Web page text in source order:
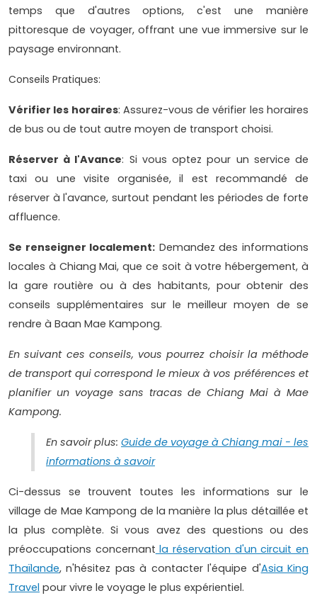
temps que d'autres options, c'est une manière
pittoresque de voyager, offrant une vue immersive sur le
paysage environnant.
Conseils Pratiques:
Vérifier les horaires: Assurez-vous de vérifier les horaires
de bus ou de tout autre moyen de transport choisi.
Réserver à l'Avance: Si vous optez pour un service de
taxi ou une visite organisée, il est recommandé de
réserver à l'avance, surtout pendant les périodes de forte
affluence.
Se renseigner localement: Demandez des informations
locales à Chiang Mai, que ce soit à votre hébergement, à
la gare routière ou à des habitants, pour obtenir des
conseils supplémentaires sur le meilleur moyen de se
rendre à Baan Mae Kampong.
En suivant ces conseils, vous pourrez choisir la méthode
de transport qui correspond le mieux à vos préférences et
planifier un voyage sans tracas de Chiang Mai à Mae
Kampong.
En savoir plus: Guide de voyage à Chiang mai - les
informations à savoir
Ci-dessus se trouvent toutes les informations sur le
village de Mae Kampong de la manière la plus détaillée et
la plus complète. Si vous avez des questions ou des
préoccupations concernant la réservation d'un circuit en
Thaïlande, n'hésitez pas à contacter l'équipe d'Asia King
Travel pour vivre le voyage le plus expérientiel.